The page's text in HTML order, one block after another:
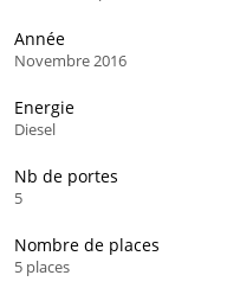
Année
Novembre 2016
Energie
Diesel
Nb de portes
5
Nombre de places
5 places